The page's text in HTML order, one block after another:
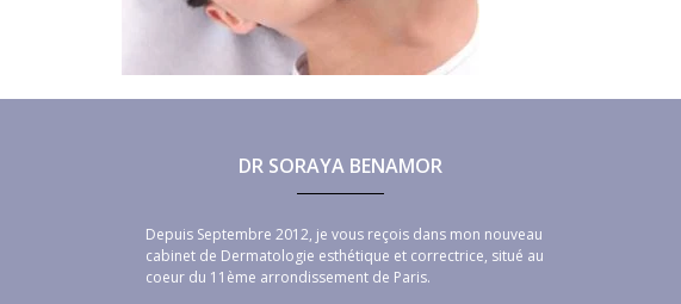
DR SORAYA BENAMOR
Depuis Septembre 2012, je vous reçois dans mon nouveau
cabinet de Dermatologie esthétique et correctrice, situé au
coeur du 11ème arrondissement de Paris.